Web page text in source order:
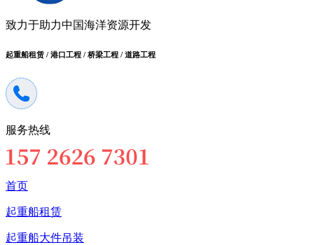
致力于助力中国海洋资源开发
起重船租赁 / 港口工程 / 桥梁工程 / 道路工程
服务热线
首页
起重船租赁
起重船大件吊装